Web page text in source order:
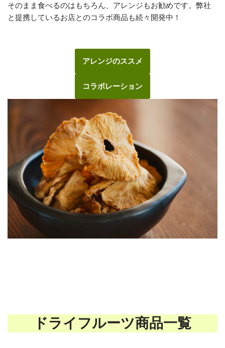
そのまま食べるのはもちろん、アレンジもお勧めです。弊社
と提携しているお店とのコラボ商品も続々開発中！
アレンジのススメ
コラボレーション
ドライフルーツ商品一覧